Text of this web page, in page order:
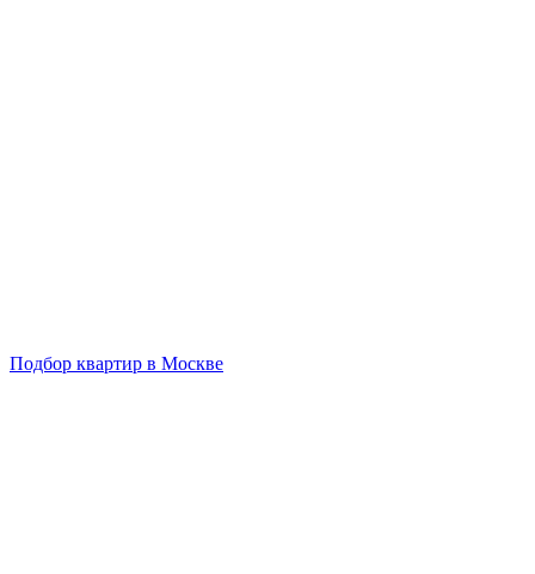
Подбор квартир в Москве